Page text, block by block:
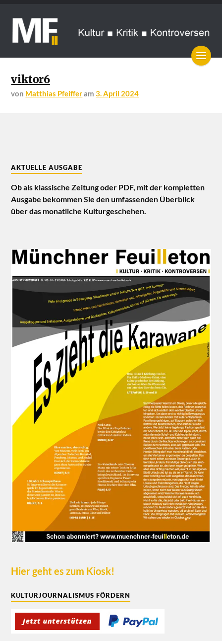
viktor6
von Matthias Pfeifferam3. April 2024
AKTUELLE AUSGABE
Ob als klassische Zeitung oder PDF, mit der kompletten
Ausgabe bekommen Sie den umfassenden Überblick
über das monatliche Kulturgeschehen.
Hier geht es zum Kiosk!
KULTURJOURNALISMUS FÖRDERN